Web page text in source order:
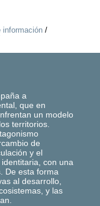
información /
a
que en
un modelo
territorios.
de
y el
con una
De esta forma
al desarrollo,
y las